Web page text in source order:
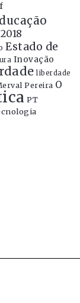
Estado de
Inovação
liberdade
Pereira O
PT